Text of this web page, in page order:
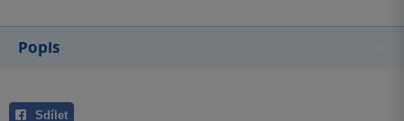
Popis
Sdílet